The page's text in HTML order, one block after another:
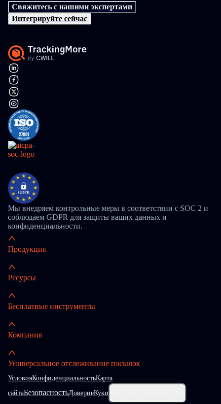
Свяжитесь с нашими экспертами
Интегрируйте сейчас
Мы внедряем контрольные меры в соответствии с SOC 2 и
соблюдаем GDPR для защиты ваших данных и
конфиденциальности.
Продукция
Ресурсы
Бесплатные инструменты
Компания
Универсальное отслеживание посылок
УсловияКонфиденциальностьКарта
сайтаБезопасностьДовериеКуки